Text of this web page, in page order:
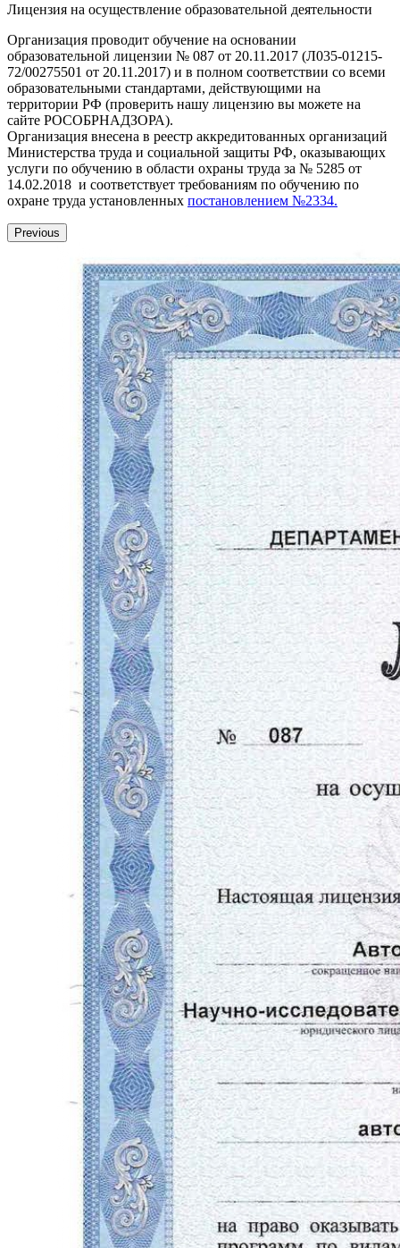
Лицензия на осуществление образовательной деятельности
Организация проводит обучение на основании
образовательной лицензии № 087 от 20.11.2017 (Л035-01215-
72/00275501 от 20.11.2017) и в полном соответствии со всеми
образовательными стандартами, действующими на
территории РФ (проверить нашу лицензию вы можете на
сайте РОСОБРНАДЗОРА).
Организация внесена в реестр аккредитованных организаций
Министерства труда и социальной защиты РФ, оказывающих
услуги по обучению в области охраны труда за № 5285 от
14.02.2018 и соответствует требованиям по обучению по
охране труда установленных постановлением №2334.
Previous